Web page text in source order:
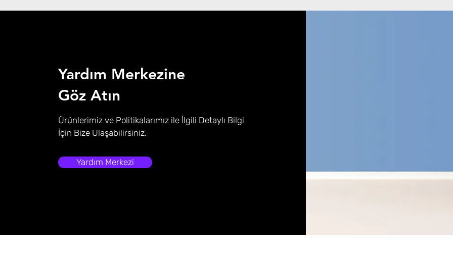
Yardım Merkezine
Göz Atın
Ürünlerimiz ve Politikalarımız ile İlgili Detaylı Bilgi
İçin Bize Ulaşabilirsiniz.
Yardım Merkezi